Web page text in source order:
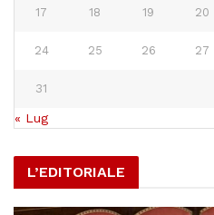
17 18 19 20
24 25 26 27
31
« Lug
L’EDITORIALE